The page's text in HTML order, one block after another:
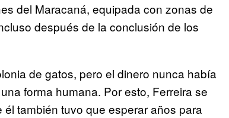
del Maracaná, equipada con zonas de
después de la conclusión de los
de gatos, pero el dinero nunca había
forma humana. Por esto, Ferreira se
también tuvo que esperar años para